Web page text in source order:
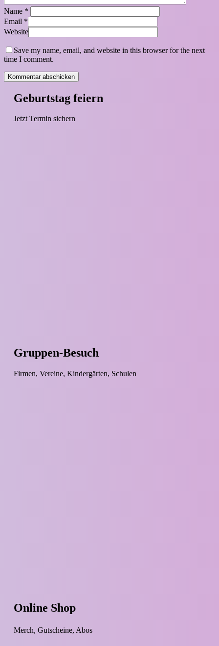
Name *
Email *
Website
Save my name, email, and website in this browser for the next
time I comment.
Geburtstag feiern
Jetzt Termin sichern
Gruppen-Besuch
Firmen, Vereine, Kindergärten, Schulen
Online Shop
Merch, Gutscheine, Abos